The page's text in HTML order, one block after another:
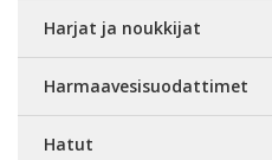
Harjat ja noukkijat
Harmaavesisuodattimet
Hatut